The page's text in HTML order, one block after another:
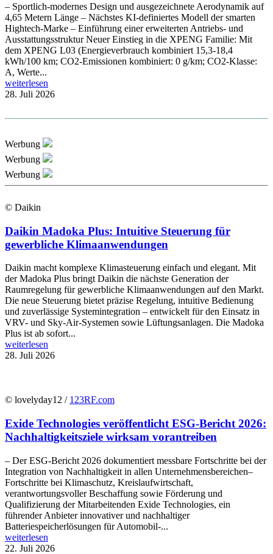
– Sportlich-modernes Design und ausgezeichnete Aerodynamik auf
4,65 Metern Länge – Nächstes KI-definiertes Modell der smarten
Hightech-Marke – Einführung einer erweiterten Antriebs- und
Ausstattungsstruktur Neuer Einstieg in die XPENG Familie: Mit
dem XPENG L03 (Energieverbrauch kombiniert 15,3-18,4
kWh/100 km; CO2-Emissionen kombiniert: 0 g/km; CO2-Klasse:
A, Werte...
weiterlesen
28. Juli 2026
Werbung
Werbung
Werbung
© Daikin
Daikin Madoka Plus: Intuitive Steuerung für
gewerbliche Klimaanwendungen
Daikin macht komplexe Klimasteuerung einfach und elegant. Mit
der Madoka Plus bringt Daikin die nächste Generation der
Raumregelung für gewerbliche Klimaanwendungen auf den Markt.
Die neue Steuerung bietet präzise Regelung, intuitive Bedienung
und zuverlässige Systemintegration – entwickelt für den Einsatz in
VRV- und Sky-Air-Systemen sowie Lüftungsanlagen. Die Madoka
Plus ist ab sofort...
weiterlesen
28. Juli 2026
© lovelyday12 / 123RF.com
Exide Technologies veröffentlicht ESG-Bericht 2026:
Nachhaltigkeitsziele wirksam vorantreiben
– Der ESG-Bericht 2026 dokumentiert messbare Fortschritte bei der
Integration von Nachhaltigkeit in allen Unternehmensbereichen–
Fortschritte bei Klimaschutz, Kreislaufwirtschaft,
verantwortungsvoller Beschaffung sowie Förderung und
Qualifizierung der Mitarbeitenden Exide Technologies, ein
führender Anbieter innovativer und nachhaltiger
Batteriespeicherlösungen für Automobil-...
weiterlesen
22. Juli 2026